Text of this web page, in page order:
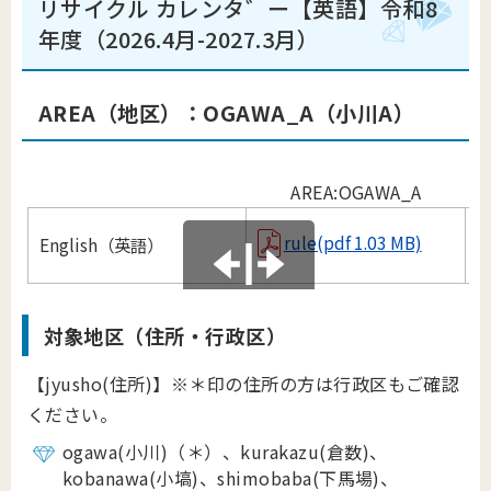
リサイクル カレンタ゛ー【英語】令和8
年度（2026.4月-2027.3月）
AREA（地区）：OGAWA _A（小川A）
AREA:OGAWA_A
English（英語） rule(pdf 1.03 MB)
対象地区（住所・行政区）
【jyusho(住所)】※＊印の住所の方は行政区もご確認
ください。
ogawa(小川)（＊）、kurakazu(倉数)、
kobanawa(小塙)、shimobaba(下馬場)、